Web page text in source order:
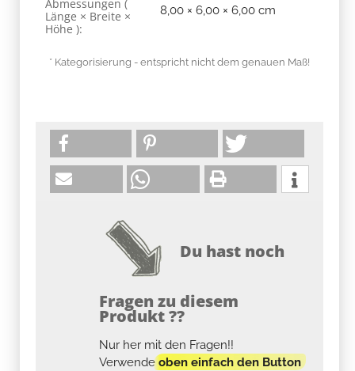
Abmessungen (
Länge × Breite ×
Höhe ):
8,00 × 6,00 × 6,00 cm
* Kategorisierung - entspricht nicht dem genauen Maß!
Du hast noch
Fragen zu diesem
Produkt ??
Nur her mit den Fragen!!
Verwendeoben einfach den Button